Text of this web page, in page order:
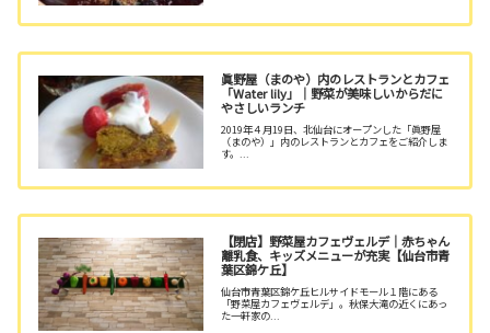
眞野屋（まのや）内のレストランとカフェ
「Water lily」｜野菜が美味しいからだに
やさしいランチ
2019年４月19日、北仙台にオープンした「眞野屋
（まのや）」内のレストランとカフェをご紹介しま
す。...
【閉店】野菜屋カフェヴェルデ｜赤ちゃん
離乳食、キッズメニューが充実【仙台市青
葉区錦ケ丘】
仙台市青葉区錦ケ丘ヒルサイドモール１階にある
「野菜屋カフェヴェルデ」。秋保大滝の近くにあっ
た一軒家の...